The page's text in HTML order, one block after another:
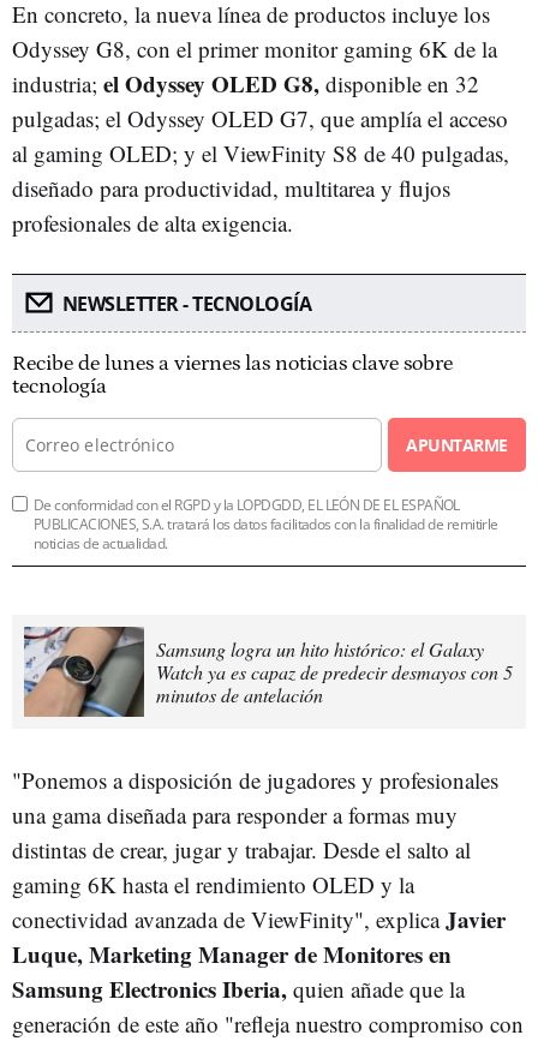
En concreto, la nueva línea de productos incluye los
Odyssey G8, con el primer monitor gaming 6K de la
industria; el Odyssey OLED G8, disponible en 32
pulgadas; el Odyssey OLED G7, que amplía el acceso
al gaming OLED; y el ViewFinity S8 de 40 pulgadas,
diseñado para productividad, multitarea y flujos
profesionales de alta exigencia.
NEWSLETTER - TECNOLOGÍA
Recibe de lunes a viernes las noticias clave sobre
tecnología
APUNTARME
De conformidad con el RGPD y la LOPDGDD, EL LEÓN DE EL ESPAÑOL
PUBLICACIONES, S.A. tratará los datos facilitados con la finalidad de remitirle
noticias de actualidad.
Samsung logra un hito histórico: el Galaxy
Watch ya es capaz de predecir desmayos con 5
minutos de antelación
"Ponemos a disposición de jugadores y profesionales
una gama diseñada para responder a formas muy
distintas de crear, jugar y trabajar. Desde el salto al
gaming 6K hasta el rendimiento OLED y la
conectividad avanzada de ViewFinity", explicaJavier
Luque, Marketing Manager de Monitores en
Samsung Electronics Iberia, quien añade que la
generación de este año "refleja nuestro compromiso con